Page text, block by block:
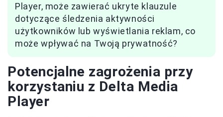
Player, może zawierać ukryte klauzule
dotyczące śledzenia aktywności
użytkowników lub wyświetlania reklam, co
może wpływać na Twoją prywatność?
Potencjalne zagrożenia przy
korzystaniu z Delta Media
Player